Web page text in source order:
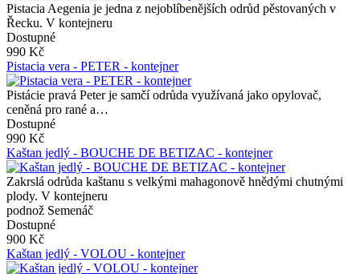
Pistacia Aegenia je jedna z nejoblíbenějších odrůd pěstovaných v
Řecku. V kontejneru
Dostupné
990 Kč
Pistacia vera - PETER - kontejner
Pistácie pravá Peter je samčí odrůda využívaná jako opylovač,
ceněná pro rané a…
Dostupné
990 Kč
Kaštan jedlý - BOUCHE DE BETIZAC - kontejner
Zakrslá odrůda kaštanu s velkými mahagonově hnědými chutnými
plody. V kontejneru
podnož Semenáč
Dostupné
900 Kč
Kaštan jedlý - VOLOU - kontejner